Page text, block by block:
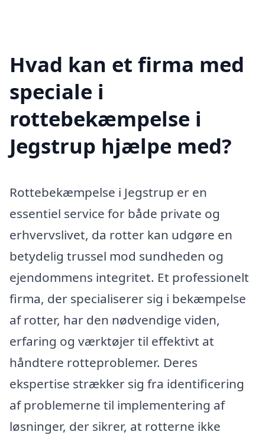
Hvad kan et firma med
speciale i
rottebekæmpelse i
Jegstrup hjælpe med?
Rottebekæmpelse i Jegstrup er en
essentiel service for både private og
erhvervslivet, da rotter kan udgøre en
betydelig trussel mod sundheden og
ejendommens integritet. Et professionelt
firma, der specialiserer sig i bekæmpelse
af rotter, har den nødvendige viden,
erfaring og værktøjer til effektivt at
håndtere rotteproblemer. Deres
ekspertise strækker sig fra identificering
af problemerne til implementering af
løsninger, der sikrer, at rotterne ikke